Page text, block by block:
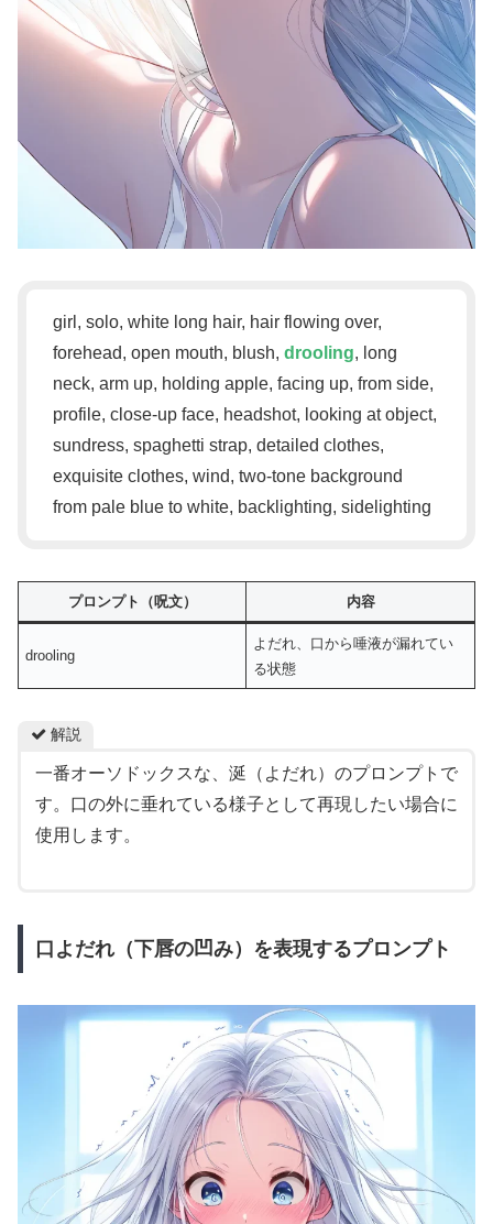
girl, solo, white long hair, hair flowing over,
forehead, open mouth, blush, drooling, long
neck, arm up, holding apple, facing up, from side,
profile, close-up face, headshot, looking at object,
sundress, spaghetti strap, detailed clothes,
exquisite clothes, wind, two-tone background
from pale blue to white, backlighting, sidelighting
プロンプト（呪文） 内容
drooling
よだれ、口から唾液が漏れてい
る状態
解説
一番オーソドックスな、涎（よだれ）のプロンプトで
す。口の外に垂れている様子として再現したい場合に
使用します。
口よだれ（下唇の凹み）を表現するプロンプト